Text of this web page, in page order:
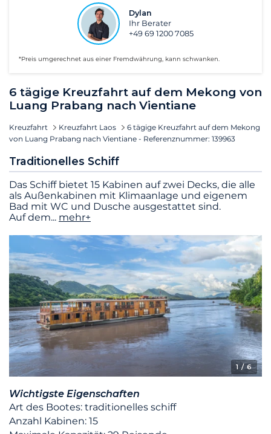
6 tägige Kreuzfahrt auf dem Mekong von
Luang Prabang nach Vientiane
Kreuzfahrt Kreuzfahrt Laos
6 tägige Kreuzfahrt auf dem Mekong
von Luang Prabang nach Vientiane - Referenznummer: 139963
Traditionelles Schiff
Das Schiff bietet 15 Kabinen auf zwei Decks, die alle
als Außenkabinen mit Klimaanlage und eigenem
Bad mit WC und Dusche ausgestattet sind.
Auf dem... mehr+
1 / 6
Wichtigste Eigenschaften
Art des Bootes: traditionelles schiff
Anzahl Kabinen: 15
Dylan
Ihr Berater
+49 69 1200 7085
*Preis umgerechnet aus einer Fremdwährung, kann schwanken.